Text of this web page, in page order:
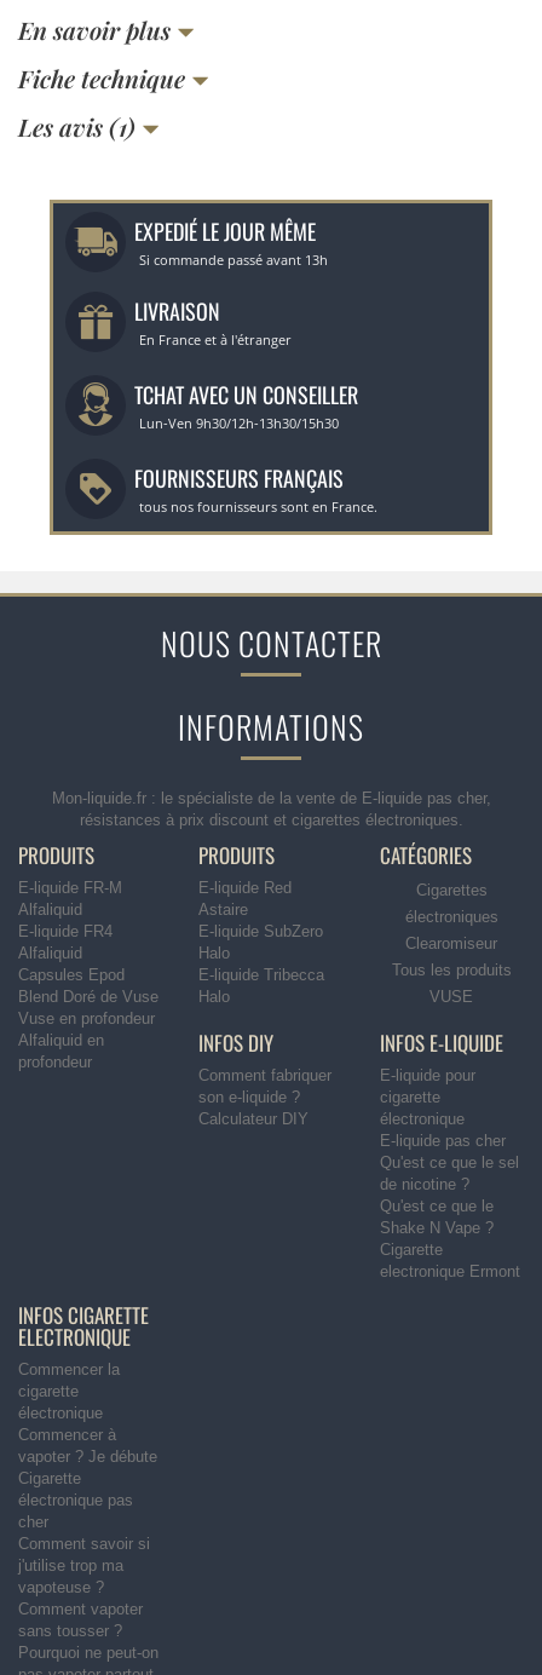
En savoir plus
Fiche technique
Les avis (1)
EXPEDIÉ LE JOUR MÊME
Si commande passé avant 13h
LIVRAISON
En France et à l'étranger
TCHAT AVEC UN CONSEILLER
Lun-Ven 9h30/12h-13h30/15h30
FOURNISSEURS FRANÇAIS
tous nos fournisseurs sont en France.
NOUS CONTACTER
INFORMATIONS
Mon-liquide.fr : le spécialiste de la vente de E-liquide pas cher,
résistances à prix discount et cigarettes électroniques.
PRODUITS
E-liquide FR-M
Alfaliquid
E-liquide FR4
Alfaliquid
Capsules Epod
Blend Doré de Vuse
Vuse en profondeur
Alfaliquid en
profondeur
PRODUITS
E-liquide Red
Astaire
E-liquide SubZero
Halo
E-liquide Tribecca
Halo
CATÉGORIES
Cigarettes
électroniques
Clearomiseur
Tous les produits
VUSE
INFOS DIY
Comment fabriquer
son e-liquide ?
Calculateur DIY
INFOS E-LIQUIDE
E-liquide pour
cigarette
électronique
E-liquide pas cher
Qu'est ce que le sel
de nicotine ?
Qu'est ce que le
Shake N Vape ?
Cigarette
electronique Ermont
INFOS CIGARETTE
ELECTRONIQUE
Commencer la
cigarette
électronique
Commencer à
vapoter ? Je débute
Cigarette
électronique pas
cher
Comment savoir si
j'utilise trop ma
vapoteuse ?
Comment vapoter
sans tousser ?
Pourquoi ne peut-on